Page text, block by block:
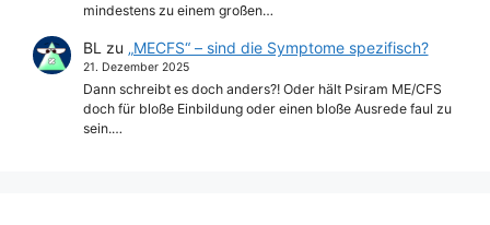
mindestens zu einem großen…
BL zu „MECFS“ – sind die Symptome spezifisch?
21. Dezember 2025
Dann schreibt es doch anders?! Oder hält Psiram ME/CFS
doch für bloße Einbildung oder einen bloße Ausrede faul zu
sein.…